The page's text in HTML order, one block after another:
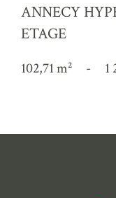
ANNECY
ETAGE
102,71 m² - 1